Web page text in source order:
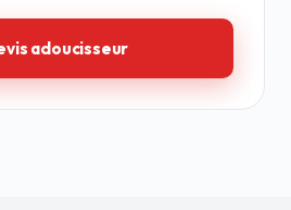
adoucisseur